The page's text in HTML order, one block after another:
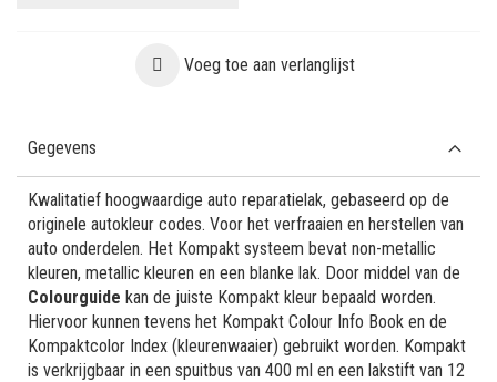
Voeg toe aan verlanglijst
Gegevens
Kwalitatief hoogwaardige auto reparatielak, gebaseerd op de
originele autokleur codes. Voor het verfraaien en herstellen van
auto onderdelen. Het Kompakt systeem bevat non-metallic
kleuren, metallic kleuren en een blanke lak. Door middel van de
Colourguide kan de juiste Kompakt kleur bepaald worden.
Hiervoor kunnen tevens het Kompakt Colour Info Book en de
Kompaktcolor Index (kleurenwaaier) gebruikt worden. Kompakt
is verkrijgbaar in een spuitbus van 400 ml en een lakstift van 12